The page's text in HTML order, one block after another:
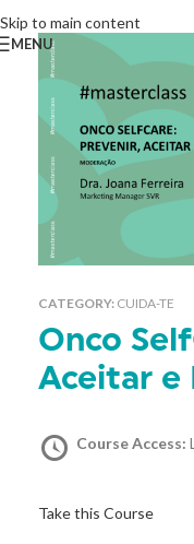
Skip to main content
MENU
CATEGORY: CUIDA-TE
Onco SelfCare: Prevenir,
Aceitar e
Course Access:
Take this Course